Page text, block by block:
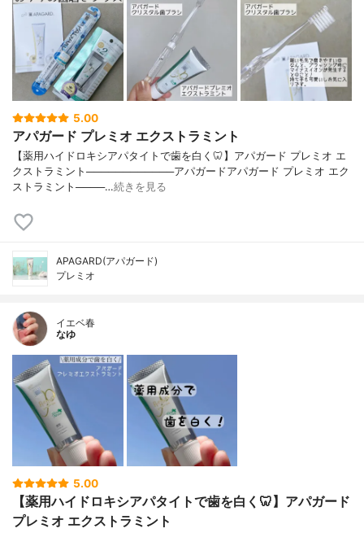
5.00
アパガード プレミオ エクストラミント
【薬用ハイドロキシアパタイトで歯を白く🦷】アパガード プレミオ エ
クストラミント────────────アパガードアパガード プレミオ エク
ストラミント────…続きを見る
APAGARD(アパガード)
プレミオ
イエベ春
なゆ
5.00
【薬用ハイドロキシアパタイトで歯を白く🦷】アパガード
プレミオ エクストラミント